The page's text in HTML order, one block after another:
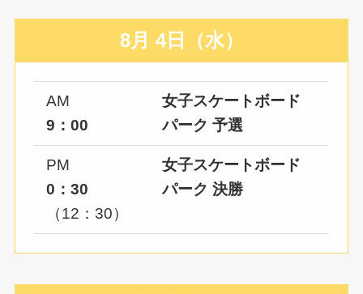
8月 4日（水）
AM
9：00
女子スケートボード
パーク 予選
PM
0：30
（12：30）
女子スケートボード
パーク 決勝